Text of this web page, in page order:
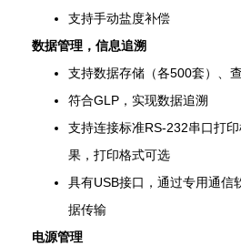
支持手动盐度补偿
数据管理，信息追溯
支持数据存储（各500套）、
符合GLP，实现数据追溯
支持连接标准RS-232串口打
果，打印格式可选
具有USB接口，通过专用通信
据传输
电源管理